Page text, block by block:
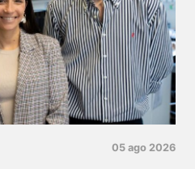
05 ago 2026